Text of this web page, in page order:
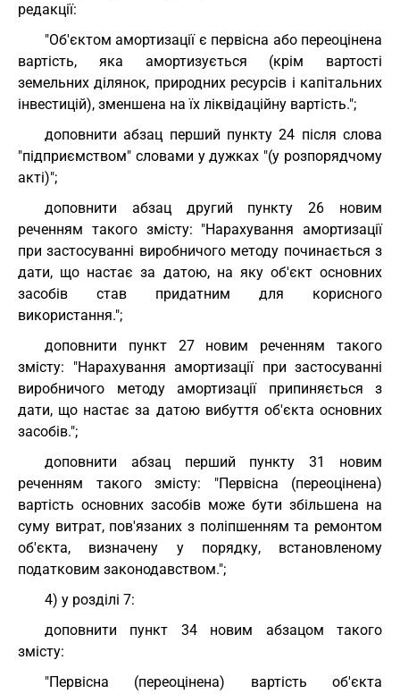
редакції:
"Об'єктом амортизації є первісна або переоцінена
вартість, яка амортизується (крім вартості
земельних ділянок, природних ресурсів і капітальних
інвестицій), зменшена на їх ліквідаційну вартість.";
доповнити абзац перший пункту 24 після слова
"підприємством" словами у дужках "(у розпорядчому
акті)";
доповнити абзац другий пункту 26 новим
реченням такого змісту: "Нарахування амортизації
при застосуванні виробничого методу починається з
дати, що настає за датою, на яку об'єкт основних
засобів став придатним для корисного
використання.";
доповнити пункт 27 новим реченням такого
змісту: "Нарахування амортизації при застосуванні
виробничого методу амортизації припиняється з
дати, що настає за датою вибуття об'єкта основних
засобів.";
доповнити абзац перший пункту 31 новим
реченням такого змісту: "Первісна (переоцінена)
вартість основних засобів може бути збільшена на
суму витрат, пов'язаних з поліпшенням та ремонтом
об'єкта, визначену у порядку, встановленому
податковим законодавством.";
4) у розділі 7:
доповнити пункт 34 новим абзацом такого
змісту:
"Первісна (переоцінена) вартість об'єкта